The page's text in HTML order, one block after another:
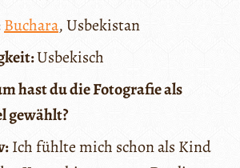
Buchara, Usbekistan
Usbekisch
hast du die Fotografie als
gewählt?
Ich fühlte mich schon als Kind